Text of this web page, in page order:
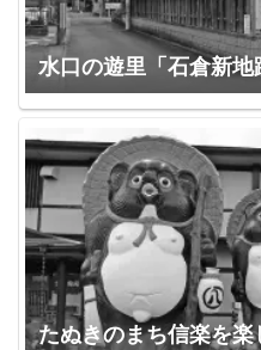
水口の遊里「石倉新地
たぬきのまち信楽を